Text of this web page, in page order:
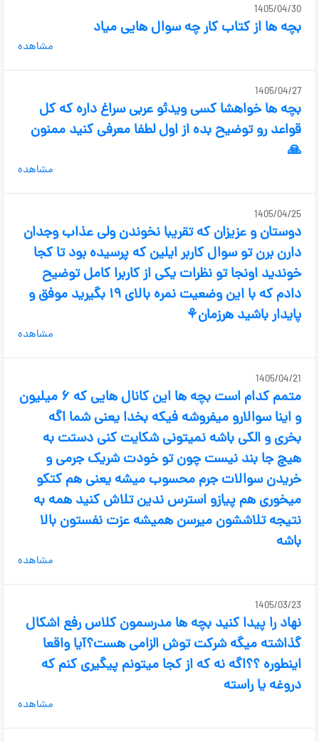
1405/04/30
بچه ها از کتاب کار چه سوال هایی میاد
مشاهده
1405/04/27
بچه ها خواهشا کسی ویدئو عربی سراغ داره که کل
قواعد رو توضیح بده از اول لطفا معرفی کنید ممنون
🙏
مشاهده
1405/04/25
دوستان و عزیزان که تقریبا نخوندن ولی عذاب وجدان
دارن برن تو سوال کاربر ایلین که پرسیده بود تا کجا
خوندید اونجا تو نظرات یکی از کاربرا کامل توضیح
دادم که با این وضعیت نمره بالای ۱۹ بگیرید موفق و
پایدار باشید هرزمان⚘️
مشاهده
1405/04/21
متمم کدام است بچه ها این کانال هایی که ۶ میلیون
و اینا سوالارو میفروشه فیکه بخدا یعنی شما اگه
بخری و الکی باشه نمیتونی شکایت کنی دستت به
هیچ جا بند نیست چون تو خودت شریک جرمی و
خریدن سوالات جرم محسوب میشه یعنی هم کتکو
میخوری هم پیازو استرس ندین تلاش کنید همه به
نتیجه تلاششون میرسن همیشه عزت نفستون بالا
باشه
مشاهده
1405/03/23
نهاد را پیدا کنید بچه ها مدرسمون کلاس رفع اشکال
گذاشته میگه شرکت توش الزامی هست؟آیا واقعا
اینطوره ؟؟اگه نه که از کجا میتونم پیگیری کنم که
دروغه یا راسته
مشاهده